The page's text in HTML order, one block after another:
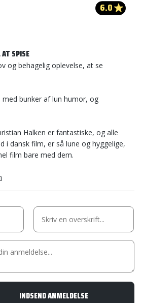
6.0
SPISE
og behagelig oplevelse, at se
bunker af lun humor, og
Halken er fantastiske, og alle
dansk film, er så lune og hyggelige,
film bare med dem.